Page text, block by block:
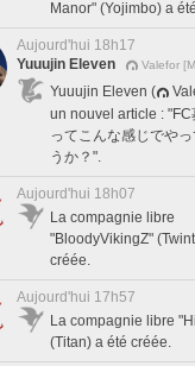
Manor" (Yojimbo) a
Aujourd'hui 18h17
Yuuujin Eleven
Valefor
Yuuujin Eleven (
un nouvel article : "FC
ってこんな感じでや
うか？".
Aujourd'hui 18h07
La compagnie libre
"BloodyVikingZ"
créée.
Aujourd'hui 17h57
La compagnie libre
(Titan) a été créée.